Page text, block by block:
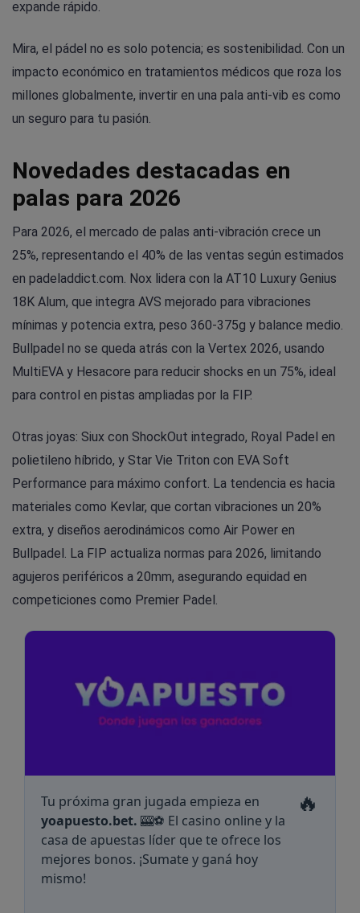
expande rápido.
Mira, el pádel no es solo potencia; es sostenibilidad. Con un
impacto económico en tratamientos médicos que roza los
millones globalmente, invertir en una pala anti-vib es como
un seguro para tu pasión.
Novedades destacadas en
palas para 2026
Para 2026, el mercado de palas anti-vibración crece un
25%, representando el 40% de las ventas según estimados
en padeladdict.com. Nox lidera con la AT10 Luxury Genius
18K Alum, que integra AVS mejorado para vibraciones
mínimas y potencia extra, peso 360-375g y balance medio.
Bullpadel no se queda atrás con la Vertex 2026, usando
MultiEVA y Hesacore para reducir shocks en un 75%, ideal
para control en pistas ampliadas por la FIP.
Otras joyas: Siux con ShockOut integrado, Royal Padel en
polietileno híbrido, y Star Vie Triton con EVA Soft
Performance para máximo confort. La tendencia es hacia
materiales como Kevlar, que cortan vibraciones un 20%
extra, y diseños aerodinámicos como Air Power en
Bullpadel. La FIP actualiza normas para 2026, limitando
agujeros periféricos a 20mm, asegurando equidad en
competiciones como Premier Padel.
Tu próxima gran jugada empieza en
yoapuesto.bet. 🎰⚽ El casino online y la
casa de apuestas líder que te ofrece los
mejores bonos. ¡Sumate y ganá hoy
mismo!
🔥